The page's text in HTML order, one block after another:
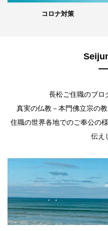
コロナ対策
長松ご住職のブロ
真実の仏教－本門佛立宗の
住職の世界各地でのご奉公の
伝え